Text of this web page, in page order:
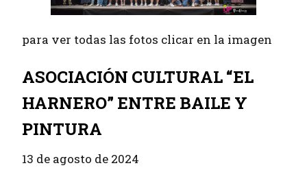
para ver todas las fotos clicar en la imagen
ASOCIACIÓN CULTURAL “EL
HARNERO” ENTRE BAILE Y
PINTURA
13 de agosto de 2024